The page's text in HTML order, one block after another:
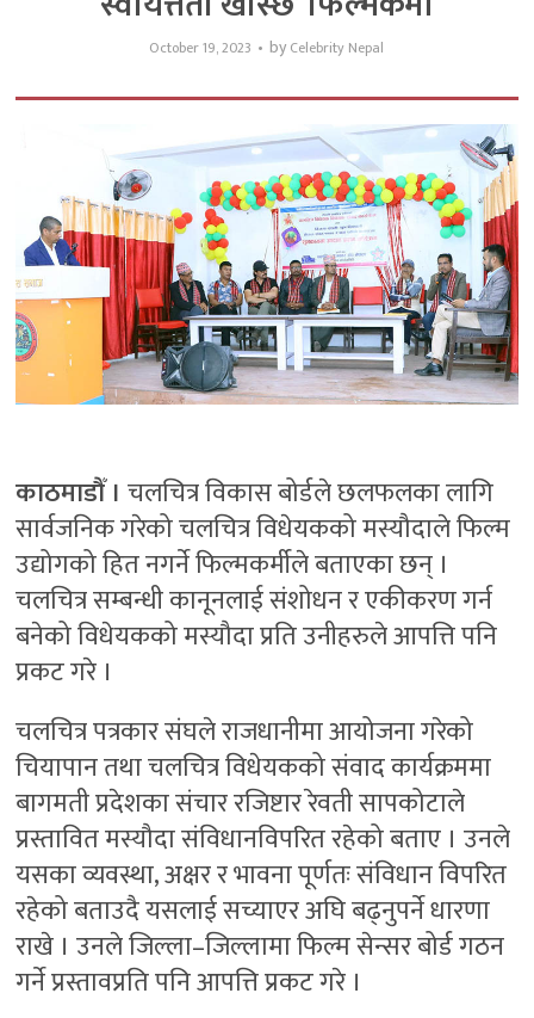
October 19, 2023 by Celebrity Nepal
काठमाडौँ । चलचित्र विकास बोर्डले छलफलका लागि
सार्वजनिक गरेको चलचित्र विधेयकको मस्यौदाले फिल्म
उद्योगको हित नगर्ने फिल्मकर्मीले बताएका छन् ।
चलचित्र सम्बन्धी कानूनलाई संशोधन र एकीकरण गर्न
बनेको विधेयकको मस्यौदा प्रति उनीहरुले आपत्ति पनि
प्रकट गरे ।
चलचित्र पत्रकार संघले राजधानीमा आयोजना गरेको
चियापान तथा चलचित्र विधेयकको संवाद कार्यक्रममा
बागमती प्रदेशका संचार रजिष्टार रेवती सापकोटाले
प्रस्तावित मस्यौदा संविधानविपरित रहेको बताए । उनले
यसका व्यवस्था, अक्षर र भावना पूर्णतः संविधान विपरित
रहेको बताउदै यसलाई सच्याएर अघि बढ्नुपर्ने धारणा
राखे । उनले जिल्ला–जिल्लामा फिल्म सेन्सर बोर्ड गठन
गर्ने प्रस्तावप्रति पनि आपत्ति प्रकट गरे ।